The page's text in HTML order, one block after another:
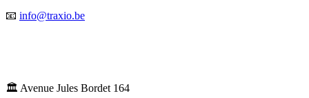
📧 info@traxio.be
🏛️ Avenue Jules Bordet 164